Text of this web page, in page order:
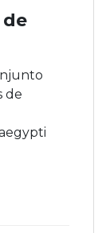
de